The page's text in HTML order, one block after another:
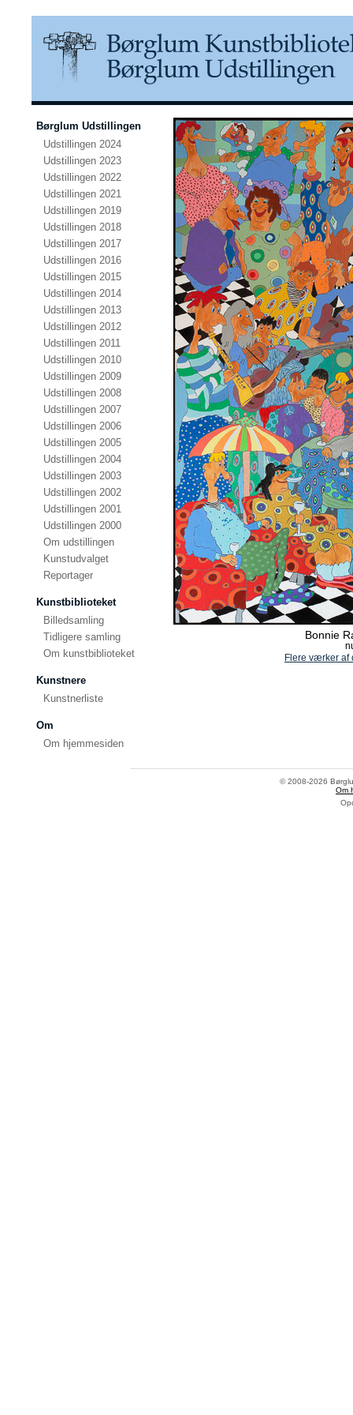
Børglum Udstillingen
Udstillingen 2024
Udstillingen 2023
Udstillingen 2022
Udstillingen 2021
Udstillingen 2019
Udstillingen 2018
Udstillingen 2017
Udstillingen 2016
Udstillingen 2015
Udstillingen 2014
Udstillingen 2013
Udstillingen 2012
Udstillingen 2011
Udstillingen 2010
Udstillingen 2009
Udstillingen 2008
Udstillingen 2007
Udstillingen 2006
Udstillingen 2005
Udstillingen 2004
Udstillingen 2003
Udstillingen 2002
Udstillingen 2001
Udstillingen 2000
Om udstillingen
Kunstudvalget
Reportager
Kunstbiblioteket
Billedsamling
Tidligere samling
Om kunstbiblioteket
Kunstnere
Kunstnerliste
Om
Om hjemmesiden
Bonnie
Flere værker af
© 2008-2026
Om